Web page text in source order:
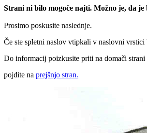
Strani ni bilo mogoče najti. Možno je, da
Prosimo poskusite naslednje.
Če ste spletni naslov vtipkali v naslovni
Do informacij poizkusite priti na domači strani
pojdite na prejšnjo stran.